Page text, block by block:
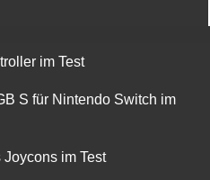
im Test
S für Nintendo Switch im
im Test